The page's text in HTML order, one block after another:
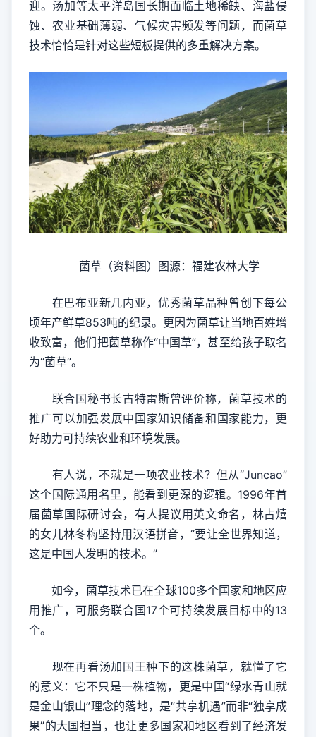
迎。汤加等太平洋岛国长期面临土地稀缺、海盐侵
蚀、农业基础薄弱、气候灾害频发等问题，而菌草
技术恰恰是针对这些短板提供的多重解决方案。
菌草（资料图）图源：福建农林大学
在巴布亚新几内亚，优秀菌草品种曾创下每公
顷年产鲜草853吨的纪录。更因为菌草让当地百姓增
收致富，他们把菌草称作“中国草”，甚至给孩子取名
为“菌草”。
联合国秘书长古特雷斯曾评价称，菌草技术的
推广可以加强发展中国家知识储备和国家能力，更
好助力可持续农业和环境发展。
有人说，不就是一项农业技术？但从“Juncao”
这个国际通用名里，能看到更深的逻辑。1996年首
届菌草国际研讨会，有人提议用英文命名，林占熺
的女儿林冬梅坚持用汉语拼音，“要让全世界知道，
这是中国人发明的技术。”​
如今，菌草技术已在全球100多个国家和地区应
用推广，可服务联合国17个可持续发展目标中的13
个。
现在再看汤加国王种下的这株菌草，就懂了它
的意义：它不只是一株植物，更是中国“绿水青山就
是金山银山”理念的落地，是“共享机遇”而非“独享成
果”的大国担当，也让更多国家和地区看到了经济发